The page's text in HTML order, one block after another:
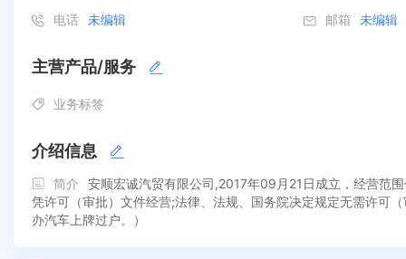
电话 未编辑 邮箱 未编辑
主营产品/服务
业务标签
介绍信息
简介
安顺宏诚汽贸有限公司,2017年09月21日成立，经营范
凭许可（审批）文件经营;法律、法规、国务院决定规定无需许可
办汽车上牌过户。）